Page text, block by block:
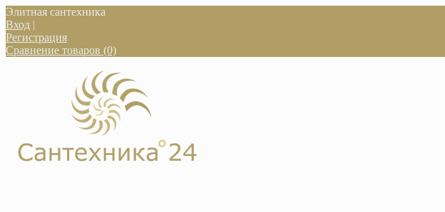
Элитная сантехника
Вход |
Регистрация
Сравнение товаров (0)